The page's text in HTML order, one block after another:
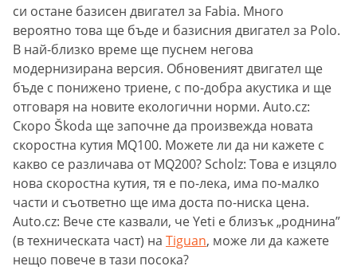
си остане базисен двигател за Fabia. Много
вероятно това ще бъде и базисния двигател за Polo.
В най-близко време ще пуснем негова
модернизирана версия. Обновеният двигател ще
бъде с понижено триене, с по-добра акустика и ще
отговаря на новите екологични норми. Auto.cz:
Скоро Škoda ще започне да произвежда новата
скоростна кутия MQ100. Можете ли да ни кажете с
какво се различава от MQ200? Scholz: Това е изцяло
нова скоростна кутия, тя е по-лека, има по-малко
части и съответно ще има доста по-ниска цена.
Auto.cz: Вече сте казвали, че Yeti е близък „роднина”
(в техническата част) на Tiguan, може ли да кажете
нещо повече в тази посока?